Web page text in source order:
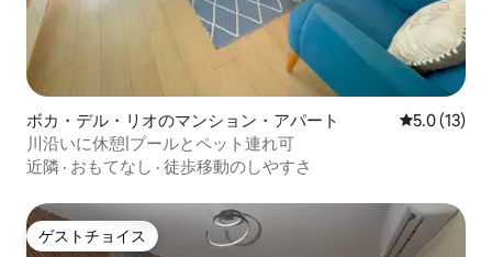
ボカ・デル・リオのマンション・アパート レビュー13
5.0 (13)
川沿いに休憩|プールとペット連れ可
近隣 · おもてなし · 徒歩移動のしやすさ
ゲストチョイス
ゲストチョイス